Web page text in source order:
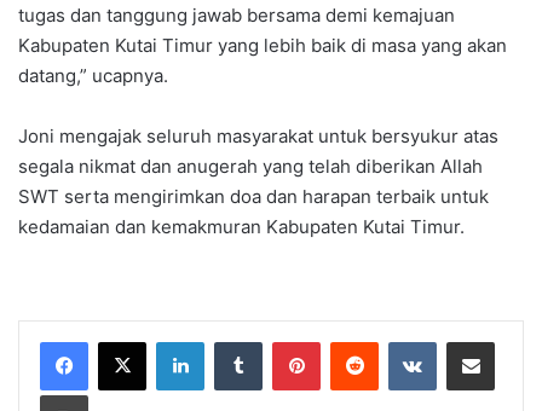
tugas dan tanggung jawab bersama demi kemajuan
Kabupaten Kutai Timur yang lebih baik di masa yang akan
datang,” ucapnya.
Joni mengajak seluruh masyarakat untuk bersyukur atas
segala nikmat dan anugerah yang telah diberikan Allah
SWT serta mengirimkan doa dan harapan terbaik untuk
kedamaian dan kemakmuran Kabupaten Kutai Timur.